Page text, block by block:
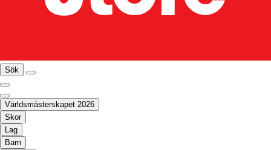
Sök
Världsmästerskapet 2026
Skor
Lag
Barn